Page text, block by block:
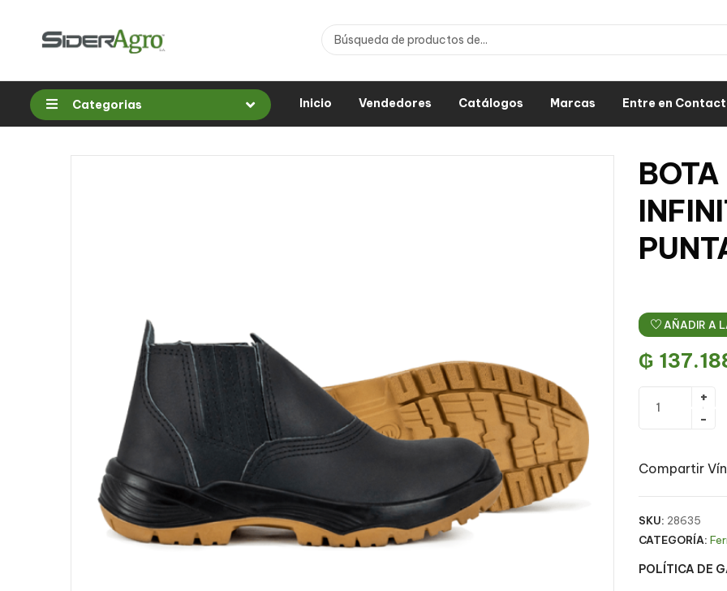
Categorias Inicio Vendedores Catálogos Marcas Entre en
AÑADIR A
₲
Compartir
SKU: 28635
CATEGORÍA:
POLÍTICA DE